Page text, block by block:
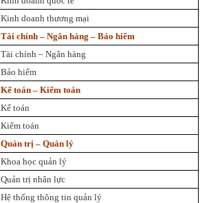
Kinh doanh thương mại
Tài chính – Ngân hàng – Bảo hiểm
Tài chính – Ngân hàng
Bảo hiểm
Kế toán – Kiểm toán
Kế toán
Kiểm toán
Quản trị – Quản lý
Khoa học quản lý
Quản trị nhân lực
Hệ thống thông tin quản lý